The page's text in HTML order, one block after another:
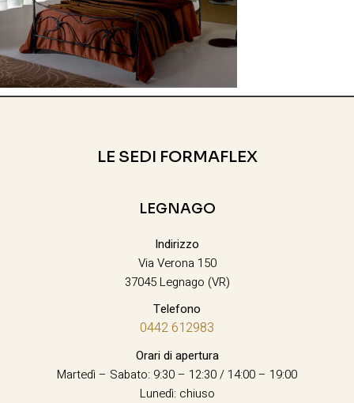
LE SEDI FORMAFLEX
LEGNAGO
Indirizzo
Via Verona 150
37045 Legnago (VR)
Telefono
0442 612983
Orari di apertura
Martedì – Sabato: 9:30 – 12:30 / 14:00 – 19:00
Lunedì: chiuso